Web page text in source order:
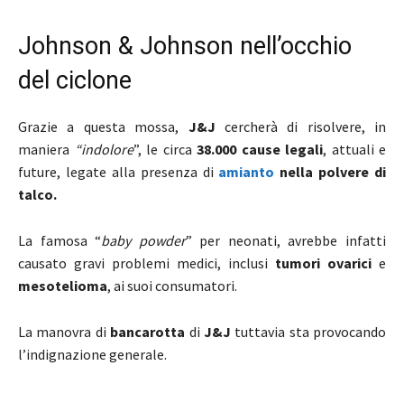
Johnson & Johnson nell’occhio
del ciclone
Grazie a questa mossa, J&J cercherà di risolvere, in
maniera “indolore”, le circa 38.000 cause legali, attuali e
future, legate alla presenza di amianto nella polvere di
talco.
La famosa “baby powder” per neonati, avrebbe infatti
causato gravi problemi medici, inclusi tumori ovarici e
mesotelioma, ai suoi consumatori.
La manovra di bancarotta di J&J tuttavia sta provocando
l’indignazione generale.